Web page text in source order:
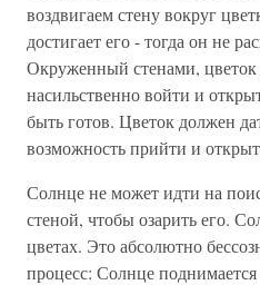
воздвигаем стену вокруг
достигает его - тогда он не
Окруженный стенами,
насильственно войти и
быть готов. Цветок должен
возможность прийти и
Солнце не может идти на
стеной, чтобы озарить его.
цветах. Это абсолютно
процесс: Солнце